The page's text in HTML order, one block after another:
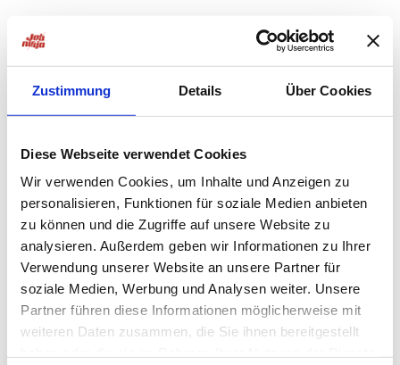
Zustimmung Details Über Cookies
Diese Webseite verwendet Cookies
Wir verwenden Cookies, um Inhalte und Anzeigen zu
personalisieren, Funktionen für soziale Medien anbieten
zu können und die Zugriffe auf unsere Website zu
analysieren. Außerdem geben wir Informationen zu Ihrer
Verwendung unserer Website an unsere Partner für
soziale Medien, Werbung und Analysen weiter. Unsere
Partner führen diese Informationen möglicherweise mit
weiteren Daten zusammen, die Sie ihnen bereitgestellt